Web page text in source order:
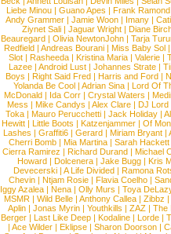
Liebe Minou |Guano Apes |Frank Ramond
Andy Grammer |Jamie Woon | Imany |
Ziynet Sali |Jaguar Wright |Diane
Beauregard |Olivia NewtonJohn |Tarja
Redfield | Andreas Bourani | Miss Baby Sol
Slot | Rasheeda | Kristina Maria | Valerie |
Lazee | Android Lust | Johannes Strate |
Boys | Right Said Fred | Harris and Ford |
Yolanda Be Cool |Adrian Sina |Lord Of
McDonald | Ida Corr |Crystal Waters |
Mess | Mike Candys | Alex Clare | DJ Lord
Toka | Mauro Perucchetti | Jack Holiday |
Hewitt |Little Boots |Katzenjammer |Of
Lashes |Graffiti6 |Gerard |Miriam Bryant |
Cherri Bomb | Mia Martina | Sarah Hackett
Cierra Ramirez | Richard Durand | Michael
Howard |Dolcenera |Jake Bugg |Kris
Devecerski |A Life Divided |Ramona
Chevin |Ntjam Rosie |Flavia Coelho |
Iggy Azalea | Nena | Olly Murs | Toya
MSMR |Wild Belle |Anthony Callea |Zibbz
Aplin | Jonas Myrin | Youthkills | ZAZ | The
Berger |Last Like Deep |Kodaline |Lorde |
|Ace Wilder |Eklipse |Sharon Doorson |